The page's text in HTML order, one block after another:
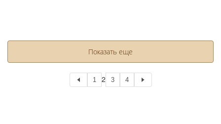
Показать еще
1 2 3 4